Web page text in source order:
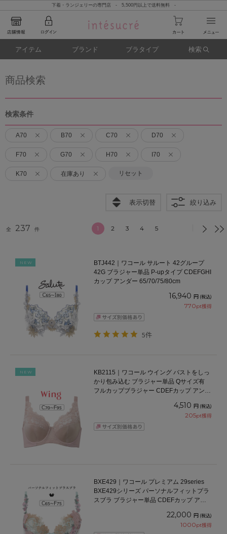
下着・ランジェリーの専門店 - 5,500円以上で送料無料 -
アイテム ブランド ブラタイプ 検索
商品検索
検索条件
A70 B70 C70 D70
F70 G70 H70 I70
K70 在庫あり リセット
表示切替 絞り込み
全 237 件 1 2 3 4 5
NEW
BTJ442｜ワコール サルート 42グループ
42G ブラジャー単品 P-upタイプ CDEFGHI
カップ アンダー 65/70/75/80cm
16,940 円 (税込)
770pt獲得
5件
NEW
KB2115｜ワコール ウイング バストをしっ
かり包み込む ブラジャー単品 Qサイズ有
フルカップブラジャー CDEFカップ アンダ
4,510 円 (税込)
205pt獲得
BXE429｜ワコール プレミアム 29series
BXE429シリーズ パーソナルフィットプラ
スブラ ブラジャー単品 CDEFカップ アン
22,000 円 (税込)
1000pt獲得